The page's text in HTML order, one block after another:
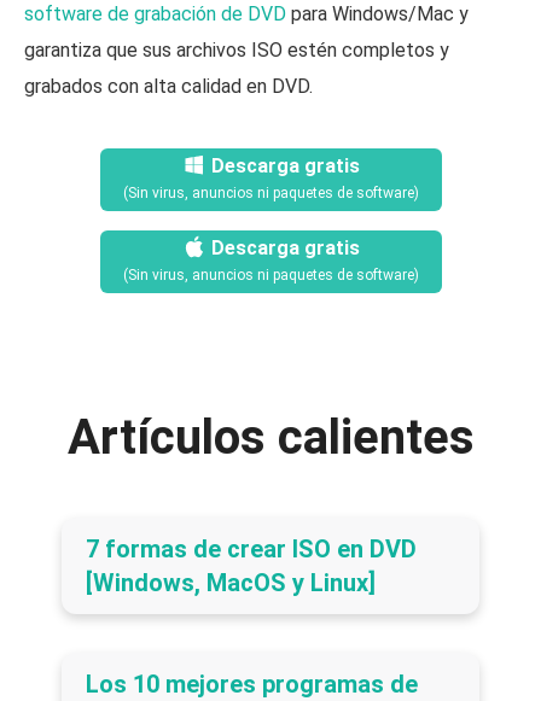
software de grabación de DVD para Windows/Mac y
garantiza que sus archivos ISO estén completos y
grabados con alta calidad en DVD.
Descarga gratis
(Sin virus, anuncios ni paquetes de software)
Descarga gratis
(Sin virus, anuncios ni paquetes de software)
Artículos calientes
7 formas de crear ISO en DVD
[Windows, MacOS y Linux]
Los 10 mejores programas de